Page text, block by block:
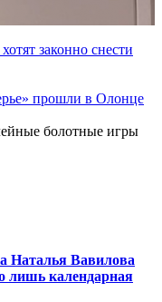
законно снести
прошли в Олонце
болотные игры
Наталья Вавилова
лишь календарная